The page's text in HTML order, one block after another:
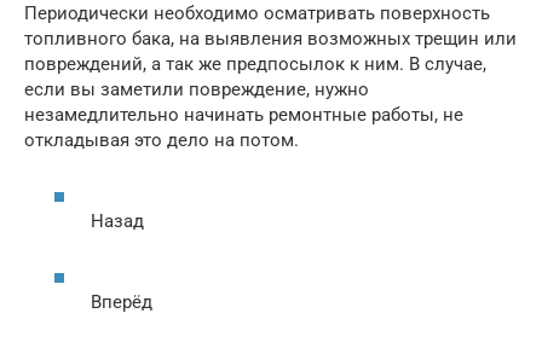
Периодически необходимо осматривать поверхность
топливного бака, на выявления возможных трещин или
повреждений, а так же предпосылок к ним. В случае,
если вы заметили повреждение, нужно
незамедлительно начинать ремонтные работы, не
откладывая это дело на потом.
Назад
Вперёд